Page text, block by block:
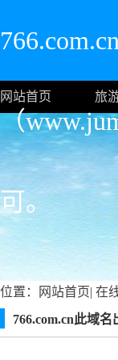
（
可。
网站首页 旅
位置： 网站首页| 在
766.com.cn此域